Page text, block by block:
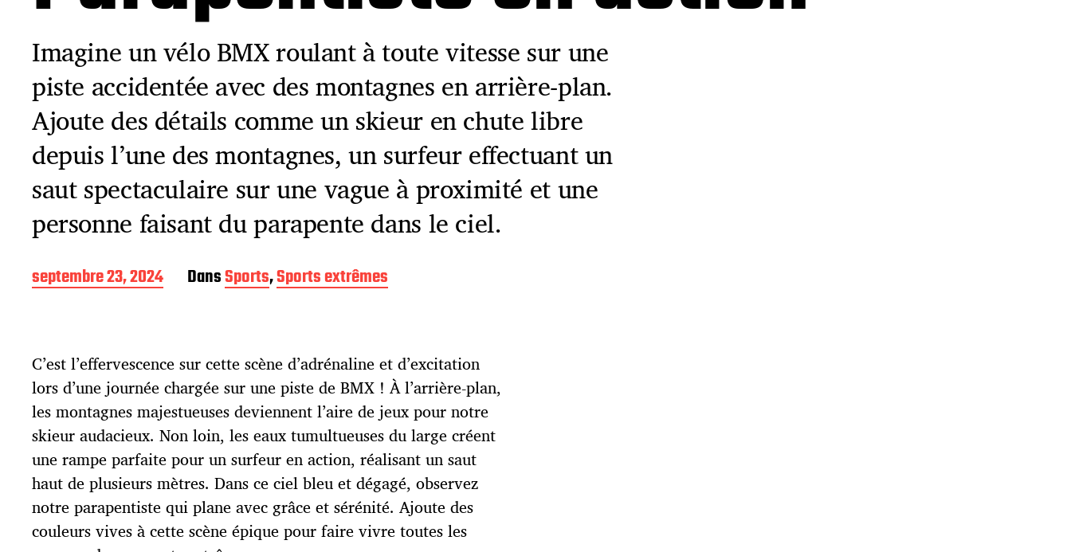
Imagine un vélo BMX roulant à toute vitesse sur une
piste accidentée avec des montagnes en arrière-plan.
Ajoute des détails comme un skieur en chute libre
depuis l’une des montagnes, un surfeur effectuant un
saut spectaculaire sur une vague à proximité et une
personne faisant du parapente dans le ciel.
D
a
e
p
u
b
l
i
c
a
t
i
o
septembre 23, 2024 DansSports,Sports extrêmes
C’est l’effervescence sur cette scène d’adrénaline et d’excitation
lors d’une journée chargée sur une piste de BMX ! À l’arrière-plan,
les montagnes majestueuses deviennent l’aire de jeux pour notre
skieur audacieux. Non loin, les eaux tumultueuses du large créent
une rampe parfaite pour un surfeur en action, réalisant un saut
haut de plusieurs mètres. Dans ce ciel bleu et dégagé, observez
notre parapentiste qui plane avec grâce et sérénité. Ajoute des
couleurs vives à cette scène épique pour faire vivre toutes les